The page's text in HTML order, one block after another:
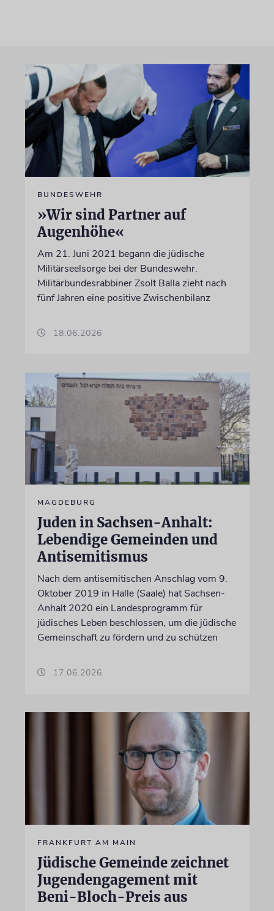
BUNDESWEHR
»Wir sind Partner auf
Augenhöhe«
Am 21. Juni 2021 begann die jüdische
Militärseelsorge bei der Bundeswehr.
Militärbundesrabbiner Zsolt Balla zieht nach
fünf Jahren eine positive Zwischenbilanz
18.06.2026
MAGDEBURG
Juden in Sachsen-Anhalt:
Lebendige Gemeinden und
Antisemitismus
Nach dem antisemitischen Anschlag vom 9.
Oktober 2019 in Halle (Saale) hat Sachsen-
Anhalt 2020 ein Landesprogramm für
jüdisches Leben beschlossen, um die jüdische
Gemeinschaft zu fördern und zu schützen
17.06.2026
FRANKFURT AM MAIN
Jüdische Gemeinde zeichnet
Jugendengagement mit
Beni-Bloch-Preis aus